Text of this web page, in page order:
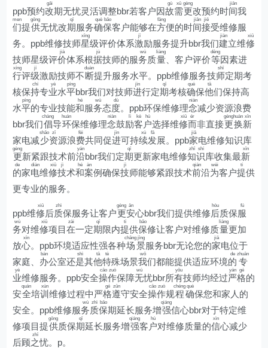
ppb预约改
gǎi
期无忧灵活调整bbr若客户因故
gù
需
xū
更
gèng
改预约时间
jiān
我
们
men
提供
gōng
无忧改期
qī
服务确
què
保
bǎo
客户能够在方
fāng
便的时间
jiān
接
jiē
受维修服
务。ppb维修技师星
xīng
级评价体系激
jī
励服务提升bbr我们建
jiàn
立维修
xiū
技师星级评价
jià
体系根据
jù
技师的服务
wù
质量
liàng
、客户评价等
děng
因素进
行
xíng
评级
jí
激励技师不断
duàn
提升服务水平。ppb维修服务技师
shī
定期考
核保持
chí
专业
yè
水平
píng
bbr我们对技师进
jìn
行定期
qī
考核确
què
保他
tā
们保持高
水平
píng
的专业技能和
hé
服务
wù
态度
dù
。ppb环保维修理念
niàn
减少资源浪费
bbr我们倡
chàng
导环
huán
保维修理念
niàn
鼓励
lì
客
kè
户
hù
选择维修
xiū
而
ér
非直接更
gèng
换
huàn
新
xīn
家电减少
shǎo
资
zī
源浪费
fèi
共同促进
jìn
可持续
xù
发
fā
展。ppb家
jiā
电维修知识库
更
gèng
新紧跟技术前沿
yán
bbr我们定期
qī
更新家电维修知
zhī
识
shí
库收集最新
xīn
的
de
家电
diàn
维修
xiū
技
jì
术和
hé
案
àn
例确保技
jì
师能够紧跟技术前
qián
沿为
wèi
客户提
tí
供
更专业的服务。
ppb维修
xiū
后质
zhì
保服务让客户更
gèng
安
ān
心bbr我们提供维修后
hòu
质保服
fú
务
wù
对维修
xiū
项目在
zài
一定期
qī
限内提
tí
供保
bǎo
修让客户对维修质量
liàng
更加
放心
xīn
。ppb环境适应性强各种场
chǎng
景
jǐng
服务bbr无论您的家
jiā
电位于
家庭、 办
bàn
公室还是
shì
其他
tā
特
tè
殊场景我
wǒ
们都能提供适应环境的
de
专
zhuān
业
yè
维修服务。ppb安全操
cāo
作
zuò
保障无
wú
忧bbr所有
yǒu
技师均经过严
yán
格
gé
的
安全
quán
培训
xùn
维修过程中严格
gé
遵
zūn
守安全操
cāo
作
zuò
规程
chéng
确
què
保您和家人的
安全。ppb维修服务
wù
质
zhì
保
bǎo
期延长服务增强
qiáng
信心bbr对于特定维
修项目提供
gōng
质保期
qī
延长服务增强
qiáng
客 户
hù
对维修质量的信
xìn
心减少
后顾之
zhī
忧。p。